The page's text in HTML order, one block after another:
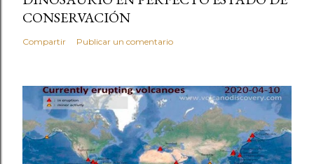
CONSERVACIÓN
Compartir Publicar un comentario